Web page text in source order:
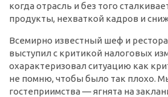
когда отрасль и без того
продукты, нехваткой кадров и
Всемирно известный шеф и
выступил с критикой налоговых
охарактеризовал ситуацию как
не помню, чтобы было так плохо.
гостеприимства — ягнята на